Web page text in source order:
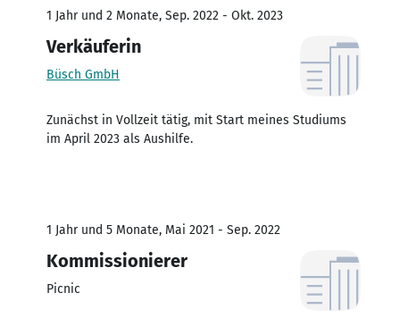
1 Jahr und 2 Monate, Sep. 2022 - Okt. 2023
Verkäuferin
Büsch GmbH
Zunächst in Vollzeit tätig, mit Start meines Studiums
im April 2023 als Aushilfe.
1 Jahr und 5 Monate, Mai 2021 - Sep. 2022
Kommissionierer
Picnic